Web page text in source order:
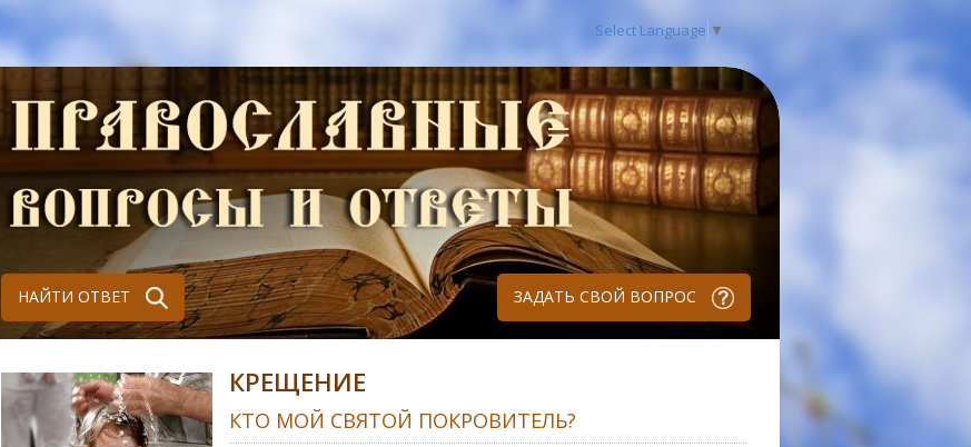
Select Language ▼
НАЙТИ ОТВЕТ ЗАДАТЬ СВОЙ ВОПРОС
КРЕЩЕНИЕ
КТО МОЙ СВЯТОЙ ПОКРОВИТЕЛЬ?